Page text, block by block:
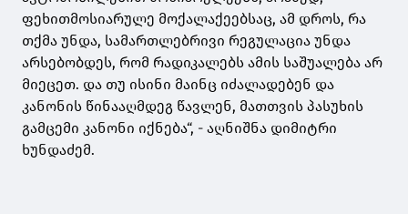
ფეხითმოსიარულე მოქალაქეებსაც, ამ დროს, რა
თქმა უნდა, სამართლებრივი რეგულაცია უნდა
არსებობდეს, რომ რადიკალებს ამის საშუალება არ
მიეცეთ. და თუ ისინი მაინც იძალადებენ და
კანონის წინააღმდეგ წავლენ, მათთვის პასუხის
გამცემი კანონი იქნება“, - აღნიშნა დიმიტრი
ხუნდაძემ.